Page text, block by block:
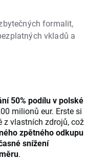
formalit,
vkladů a
50% podílu v polské
milionů eur. Erste si
vlastních zdrojů, což
zpětného odkupu
snížení
.